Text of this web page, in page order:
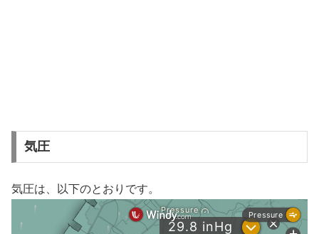
気圧
気圧は、以下のとおりです。